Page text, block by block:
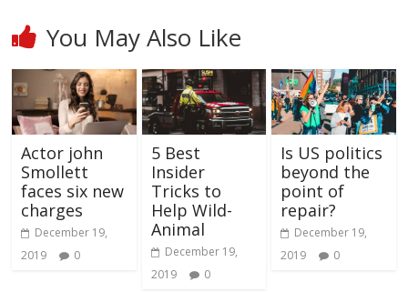
You May Also Like
Actor john
Smollett
faces six new
charges
December 19,
2019
0
5 Best
Insider
Tricks to
Help Wild-
Animal
December 19,
2019
0
Is US politics
beyond the
point of
repair?
December 19,
2019
0